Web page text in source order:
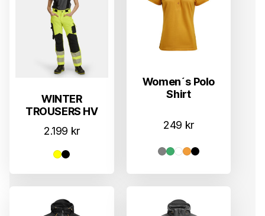
WINTER
TROUSERS HV
2.199 kr
Women´s Polo
Shirt
249 kr